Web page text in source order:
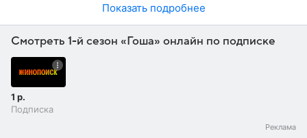
Показать подробнее
Смотреть 1-й сезон «Гоша» онлайн по подписке
1 р.
Подписка